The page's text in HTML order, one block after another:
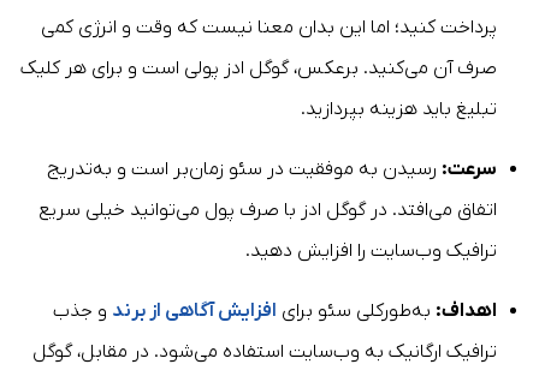
پرداخت کنید؛ اما این بدان معنا نیست که وقت و انرژی کمی
صرف آن می‌کنید. برعکس، گوگل ادز پولی است و برای هر کلیک
تبلیغ باید هزینه بپردازید.
سرعت: رسیدن به موفقیت در سئو زمان‌بر است و به‌تدریج
اتفاق می‌افتد. در گوگل ادز با صرف پول می‌توانید خیلی سریع
ترافیک وب‌سایت را افزایش دهید.
اهداف: به‌طورکلی سئو برای افزایش آگاهی از برند و جذب
ترافیک ارگانیک به وب‌سایت استفاده می‌شود. در مقابل، گوگل